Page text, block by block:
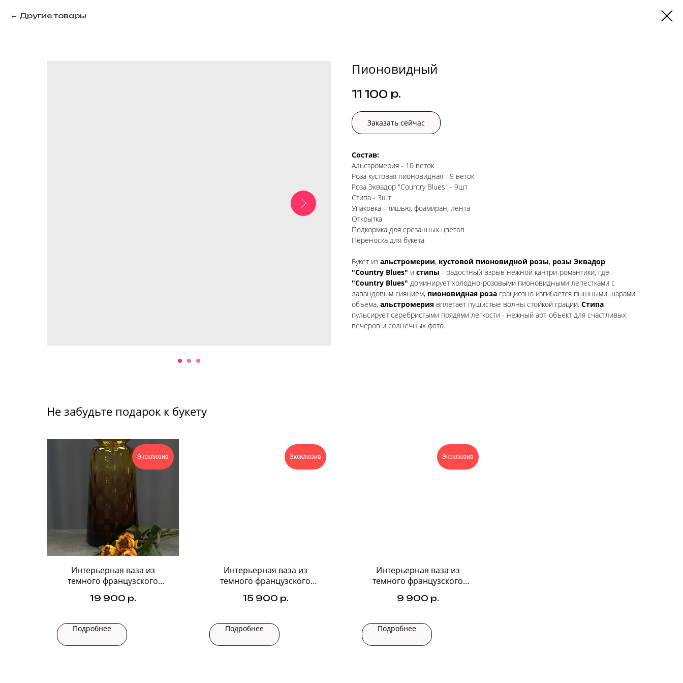
Другие товары
Пионовидный
11 100 р.
Заказать сейчас
Состав:
Альстромерия - 10 веток
Роза кустовая пионовидная - 9 веток
Роза Эквадор "Country Blues" - 9шт
Стипа - 3шт
Упаковка - тишью, фоамиран, лента
Открытка
Подкормка для срезанных цветов
Переноска для букета
Букет из альстромерии, кустовой пионовидной розы, розы Эквадор
"Country Blues" и стипы - радостный взрыв нежной кантри-романтики, где
"Country Blues" доминирует холодно-розовыми пионовидными лепестками с
лавандовым сиянием, пионовидная роза грациозно изгибается пышными шарами
объема, альстромерия вплетает пушистые волны стойкой грации. Стипа
пульсирует серебристыми прядями легкости - нежный арт-объект для счастливых
вечеров и солнечных фото.
Не забудьте подарок к букету
Эксклюзив
Интерьерная ваза из
темного французского
19 900 р.
Подробнее
Эксклюзив
Интерьерная ваза из
темного французского
15 900 р.
Подробнее
Эксклюзив
Интерьерная ваза из
темного французского
9 900 р.
Подробнее